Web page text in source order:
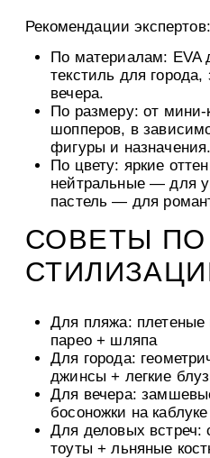
Рекомендации экспертов:
По материалам: EVA
текстиль для
вечера.
По размеру: от мини-
шопперов, в
фигуры и назначения.
По цвету: яркие
нейтральные — для
пастель — для
СОВЕТЫ ПО
Для пляжа: плетеные
парео + шляпа
Для города:
джинсы + легкие
Для вечера:
босоножки на каблуке
Для деловых встреч:
тоуты + льняные